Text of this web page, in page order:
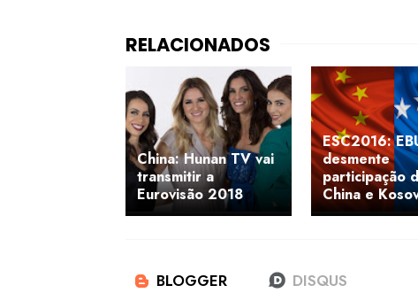
China: Hunan TV vai
transmitir a
Eurovisão 2018
ESC2016:
desmente
participação
China e